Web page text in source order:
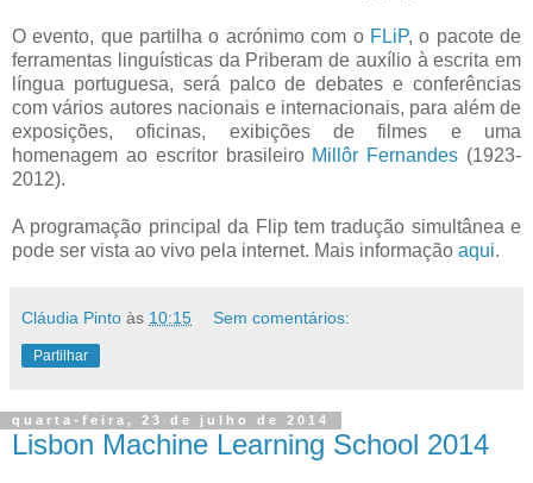
O evento, que partilha o acrónimo com o FLiP, o pacote de
ferramentas linguísticas da Priberam de auxílio à escrita em
língua portuguesa, será palco de debates e conferências
com vários autores nacionais e internacionais, para além de
exposições, oficinas, exibições de filmes e uma
homenagem ao escritor brasileiro Millôr Fernandes (1923-
2012).
A programação principal da Flip tem tradução simultânea e
pode ser vista ao vivo pela internet. Mais informação aqui.
Cláudia Pinto às 10:15 Sem comentários:
Partilhar
quarta-feira, 23 de julho de 2014
Lisbon Machine Learning School 2014